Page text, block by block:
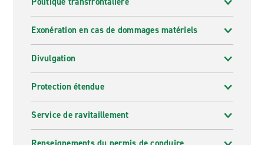
Exonération en cas de dommages matériels
Divulgation
Protection étendue
Service de ravitaillement